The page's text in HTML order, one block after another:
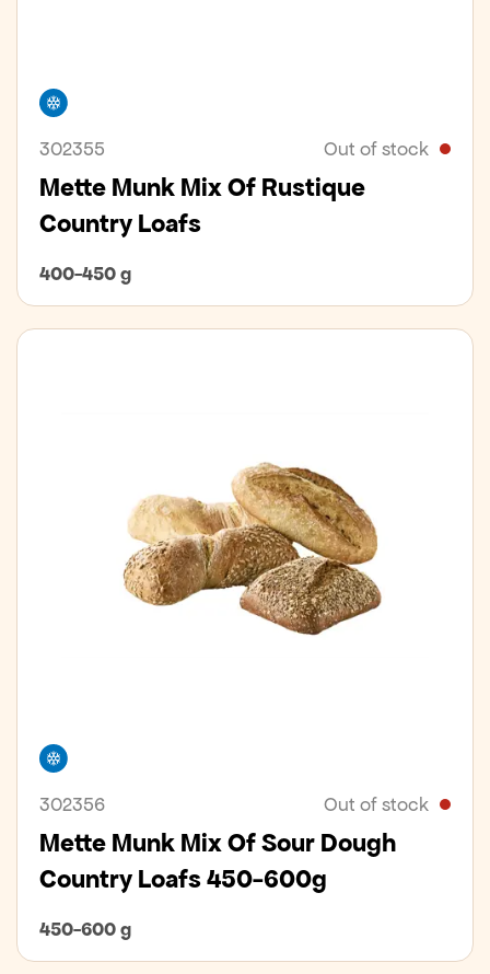
302355 Out of stock
Mette Munk Mix Of Rustique
Country Loafs
400-450 g
302356 Out of stock
Mette Munk Mix Of Sour Dough
Country Loafs 450-600g
450-600 g